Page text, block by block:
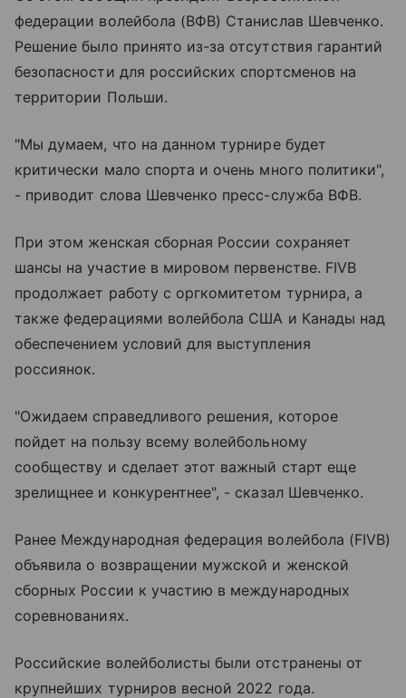
федерации волейбола (ВФВ) Станислав Шевченко.
Решение было принято из-за отсутствия гарантий
безопасности для российских спортсменов на
территории Польши.
"Мы думаем, что на данном турнире будет
критически мало спорта и очень много политики",
- приводит слова Шевченко пресс-служба ВФВ.
При этом женская сборная России сохраняет
шансы на участие в мировом первенстве. FIVB
продолжает работу с оргкомитетом турнира, а
также федерациями волейбола США и Канады над
обеспечением условий для выступления
россиянок.
"Ожидаем справедливого решения, которое
пойдет на пользу всему волейбольному
сообществу и сделает этот важный старт еще
зрелищнее и конкурентнее", - сказал Шевченко.
Ранее Международная федерация волейбола (FIVB)
объявила о возвращении мужской и женской
сборных России к участию в международных
соревнованиях.
Российские волейболисты были отстранены от
крупнейших турниров весной 2022 года.